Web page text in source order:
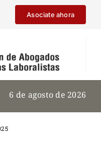
Asociate ahora
6 de agosto de 2026